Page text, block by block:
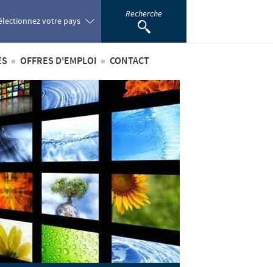
votre pays
Africa
Recherche
internationales
au sein du Benelux
OFFRES D'EMPLOI
Offres d'emploi internationales
Offres d'emploi au sein du Benelux
CONTACT